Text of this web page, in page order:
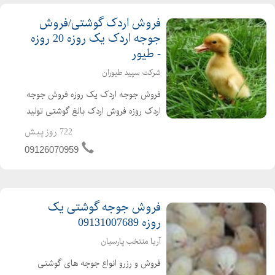
فروش اردک گوشتی/فروش
جوجه اردک یک روزه 20 روزه
- طیور
شرکت سپید طیوران
فروش جوجه اردک یک روزه فروش جوجه
اردک روزه فروش اردک بالغ گوشتی تولید
کننده ی جوجه اردک از یک روزه تا بالغ
فروش اردک گوشتی عمده ای و خرده ای
722 روز پیش
09126070959
فروش جوجه گوشتی یک
روزه 09131007689
آریا منتخب پارسیان
فروش و رزرو انواع جوجه های گوشتی